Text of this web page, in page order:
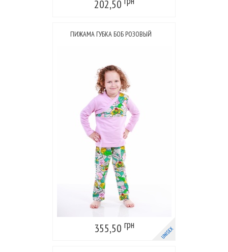
202,50
ПИЖАМА ГУБКА БОБ РОЗОВЫЙ
355,50 грн